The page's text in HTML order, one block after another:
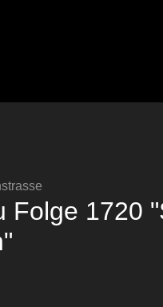
Folge 1720